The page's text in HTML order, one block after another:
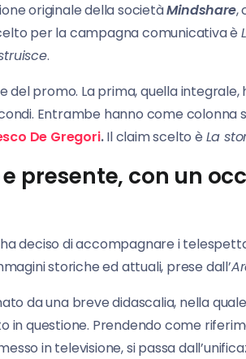
originale della societàMindshare,
per la campagna comunicativa è
.
del promo. La prima, quella integrale,
Entrambe hanno come colonna
De Gregori.Il claim scelto è La
presente, con un
ha deciso di accompagnare i
storiche ed attuali, prese dall’
da una breve didascalia, nella
in questione. Prendendo come
in televisione, si passa